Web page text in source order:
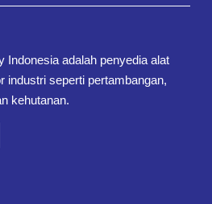
Indonesia adalah penyedia alat
industri seperti pertambangan,
kehutanan.